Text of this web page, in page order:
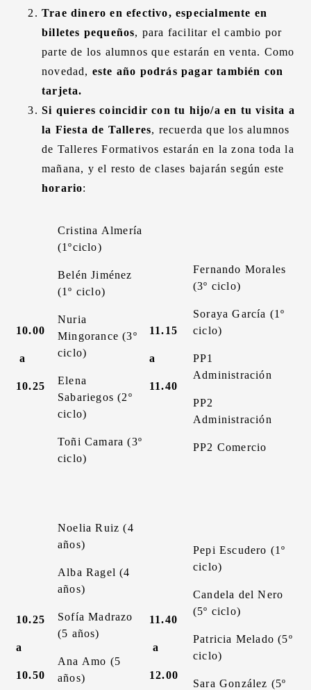
Trae dinero en efectivo, especialmente en
billetes pequeños, para facilitar el cambio por
parte de los alumnos que estarán en venta. Como
novedad, este año podrás pagar también con
tarjeta.
Si quieres coincidir con tu hijo/a en tu visita a
la Fiesta de Talleres, recuerda que los alumnos
de Talleres Formativos estarán en la zona toda la
mañana, y el resto de clases bajarán según este
horario:
10.00
a
10.25
Cristina Almería
(1ºciclo)
Belén Jiménez
(1º ciclo)
Nuria
Mingorance (3º
ciclo)
Elena
Sabariegos (2º
ciclo)
Toñi Camara (3º
ciclo)
11.15
a
11.40
Fernando Morales
(3º ciclo)
Soraya García (1º
ciclo)
PP1
Administración
PP2
Administración
PP2 Comercio
10.25
a
10.50
Noelia Ruiz (4
años)
Alba Ragel (4
años)
Sofía Madrazo
(5 años)
Ana Amo (5
años)
11.40
a
12.00
Pepi Escudero (1º
ciclo)
Candela del Nero
(5º ciclo)
Patricia Melado (5º
ciclo)
Sara González (5º